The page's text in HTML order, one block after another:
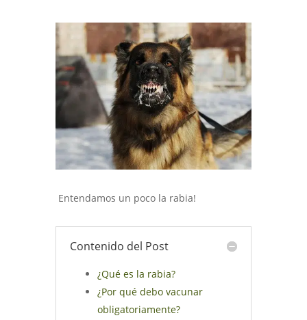
Entendamos un poco la rabia!
Contenido del Post
¿Qué es la rabia?
¿Por qué debo vacunar
obligatoriamente?